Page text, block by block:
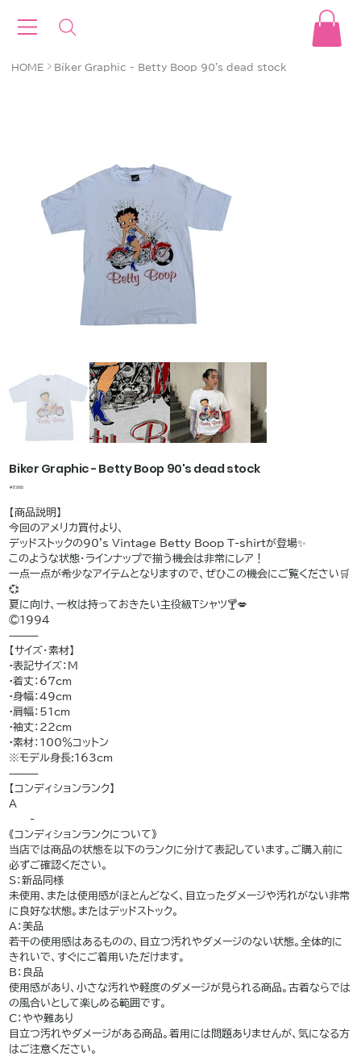
HOME > Biker Graphic - Betty Boop 90's dead stock
Biker Graphic - Betty Boop 90's dead stock
価
￥17,990
【商品説明】
今回のアメリカ買付より、
デッドストックの90's Vintage Betty Boop T-shirtが登場✨
このような状態・ラインナップで揃う機会は非常にレア！
一点一点が希少なアイテムとなりますので、ぜひこの機会にご覧ください🛒
💞
夏に向け、一枚は持っておきたい主役級Tシャツ🍸💋
©️1994
⸻
【サイズ・素材】
•表記サイズ：M
•着丈：67cm
•身幅：49cm
•肩幅：51cm
•袖丈：22cm
•素材：100％コットン
※モデル身長:163cm
⸻
【コンディションランク】
A
——-
《コンディションランクについて》
当店では商品の状態を以下のランクに分けて表記しています。ご購入前に
必ずご確認ください。
S：新品同様
未使用、または使用感がほとんどなく、目立ったダメージや汚れがない非常
に良好な状態。またはデッドストック。
A：美品
若干の使用感はあるものの、目立つ汚れやダメージのない状態。全体的に
きれいで、すぐにご着用いただけます。
B：良品
使用感があり、小さな汚れや軽度のダメージが見られる商品。古着ならでは
の風合いとして楽しめる範囲です。
C：やや難あり
目立つ汚れやダメージがある商品。着用には問題ありませんが、気になる方
はご注意ください。